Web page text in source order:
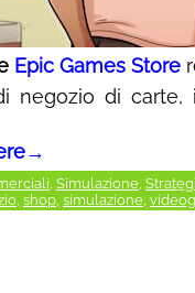
Epic Games Store
negozio di
→
, Simulazione,
, shop, simulazione,